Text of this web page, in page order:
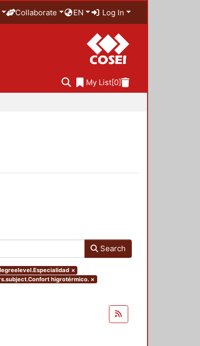
Collaborate EN Log In
My List[0]
Search
×
higrotérmico. ×